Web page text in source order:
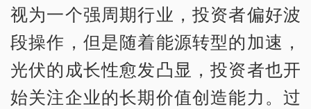
视为一个强周期行业，投资者偏好波
段操作，但是随着能源转型的加速，
光伏的成长性愈发凸显，投资者也开
始关注企业的长期价值创造能力。过